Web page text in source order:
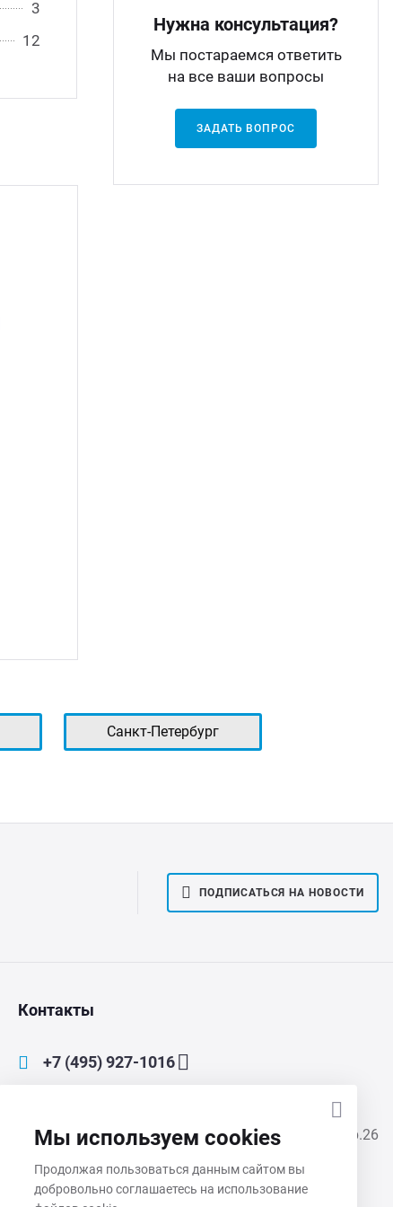
3
12
Нужна консультация?
Мы постараемся ответить
на все ваши вопросы
ЗАДАТЬ ВОПРОС
Санкт-Петербург
ПОДПИСАТЬСЯ НА НОВОСТИ
Контакты
+7 (495) 927-1016
111033, Москва, Золоторожский Вал, д. 11, стр.26
Пн-Чт 8:00 - 17:00
Пт 8:00 - 16:00
Мы используем cookies
Продолжая пользоваться данным сайтом вы
добровольно соглашаетесь на использование